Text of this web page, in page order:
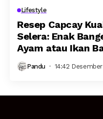
Lifestyle
Resep Capcay
Selera: Enak
Ayam atau Ikan
Pandu 14:42